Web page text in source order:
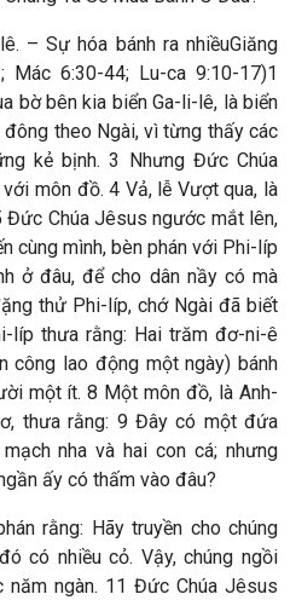
– Sự hóa bánh ra nhiềuGiăng
Mác 6:30-44; Lu-ca 9:10-17)1
bờ bên kia biển Ga-li-lê, là biển
theo Ngài, vì từng thấy các
kẻ bịnh. 3 Nhưng Đức Chúa
môn đồ. 4 Vả, lễ Vượt qua, là
Đức Chúa Jêsus ngước mắt lên,
cùng mình, bèn phán với Phi-líp
ở đâu, để cho dân nầy có mà
thử Phi-líp, chớ Ngài đã biết
líp thưa rằng: Hai trăm đơ-ni-ê
công lao động một ngày) bánh
một ít. 8 Một môn đồ, là Anh-
thưa rằng: 9 Đây có một đứa
nha và hai con cá; nhưng
ấy có thấm vào đâu?
rằng: Hãy truyền cho chúng
có nhiều cỏ. Vậy, chúng ngồi
ngàn. 11 Đức Chúa Jêsus